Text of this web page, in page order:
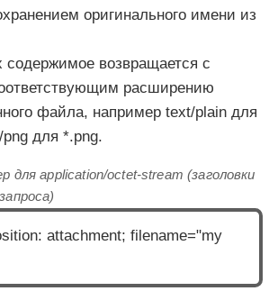
оригинального имени из
содержимое возвращается с
расширению
файла, например text/plain для
для *.png.
для application/octet-stream (заголовки
attachment; filename="my